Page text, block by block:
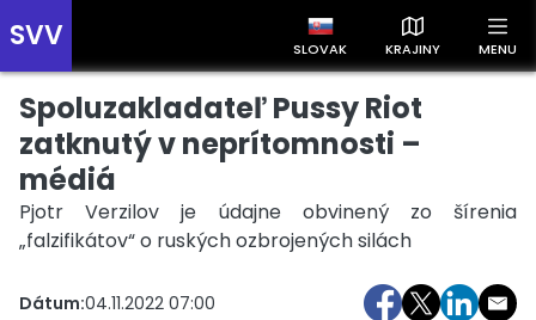
SVV SLOVAK KRAJINY MENU
Prehľad správ podľa krajín
Zobrazte si správy rozdelené podľa krajín a získajte rýchly
prehľad o dianí vo svete.
Spoluzakladateľ Pussy Riot
zatknutý v neprítomnosti –
médiá
Pjotr Verzilov je údajne obvinený zo šírenia
„falzifikátov“ o ruských ozbrojených silách
Dátum:04.11.2022 07:00